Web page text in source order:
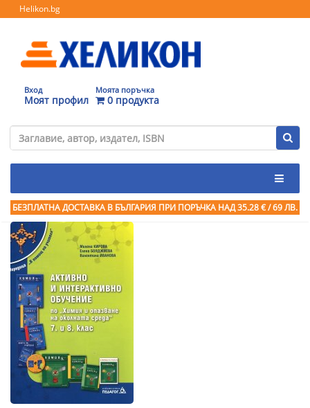
Helikon.bg
Вход
Моят профил
Моята поръчка
0 продукта
БЕЗПЛАТНА ДОСТАВКА В БЪЛГАРИЯ ПРИ ПОРЪЧКА НАД 35.28 € / 69 ЛВ.